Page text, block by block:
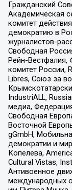
Гражданский
Академическая
комитет
демократию в
журналистов-
Свободная
Рейн-Вестфалия,
комитет России,
Libres, Союз за
IndustriALL,
медиа,
Свободная
Восточной
gGmbH,
демократии и
Копелева,
Cultural Vistas,
Антивоенное
международных